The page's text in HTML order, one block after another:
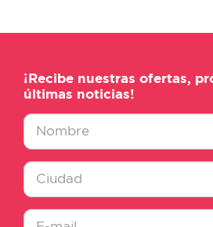
¡Recibe nuestras ofertas,
últimas noticias!
Nombre
Ciudad